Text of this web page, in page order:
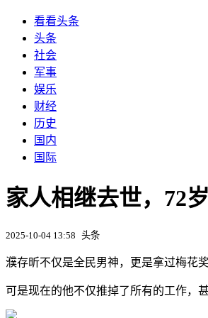
看看头条
头条
社会
军事
娱乐
财经
历史
国内
国际
家人相继去世，72
2025-10-04 13:58 头条
濮存昕不仅是全民男神，更是拿过梅花
可是现在的他不仅推掉了所有的工作，